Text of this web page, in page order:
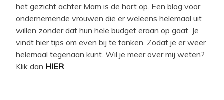
het gezicht achter Mam is de hort op. Een blog voor
ondernemende vrouwen die er weleens helemaal uit
willen zonder dat hun hele budget eraan op gaat. Je
vindt hier tips om even bij te tanken. Zodat je er weer
helemaal tegenaan kunt. Wil je meer over mij weten?
Klik dan HIER